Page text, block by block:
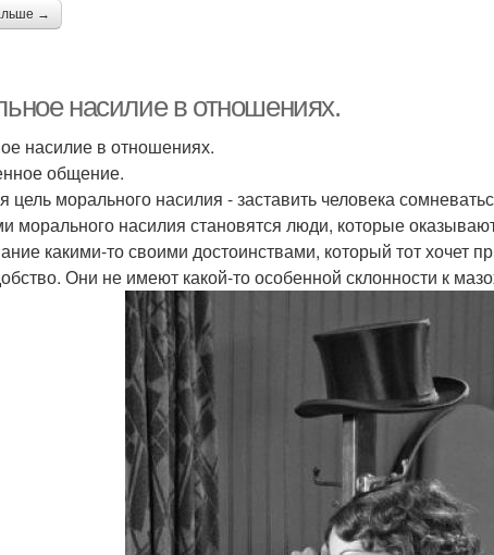
→
насилие в отношениях.
насилие в отношениях.
общение.
цель морального насилия - заставить человека
морального насилия становятся люди, которые
какими-то своими достоинствами, который тот хочет
Они не имеют какой-то особенной склонности к